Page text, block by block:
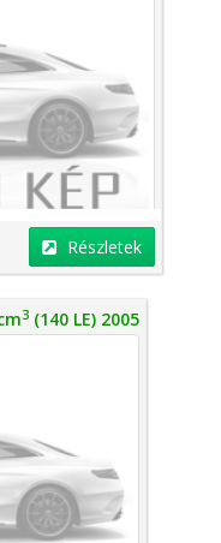
Részletek
3 (140 LE) 2005